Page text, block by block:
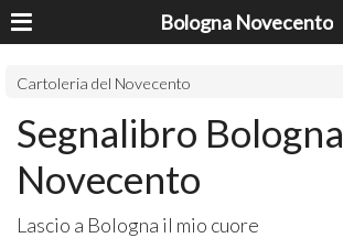
Bologna Novecento
Cartoleria del Novecento
Segnalibro Bologna
Novecento
Lascio a Bologna il mio cuore